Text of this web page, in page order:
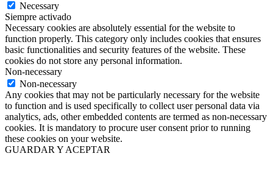
Necessary
Siempre activado
Necessary cookies are absolutely essential for the website to
function properly. This category only includes cookies that ensures
basic functionalities and security features of the website. These
cookies do not store any personal information.
Non-necessary
Non-necessary
Any cookies that may not be particularly necessary for the website
to function and is used specifically to collect user personal data via
analytics, ads, other embedded contents are termed as non-necessary
cookies. It is mandatory to procure user consent prior to running
these cookies on your website.
GUARDAR Y ACEPTAR